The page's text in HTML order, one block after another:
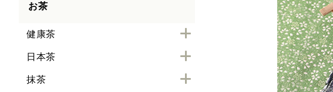
お茶
健康茶
日本茶
抹茶